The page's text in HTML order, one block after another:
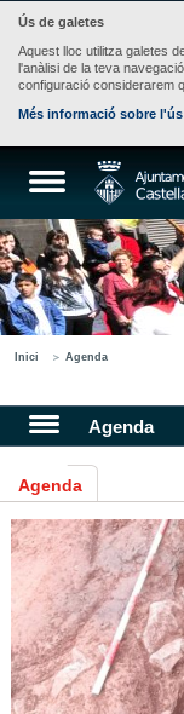
Ús de galetes
Aquest lloc utilitza galetes
l'anàlisi de la teva
configuració considerarem
Més informació sobre
Inici Agenda
Agenda
Agenda